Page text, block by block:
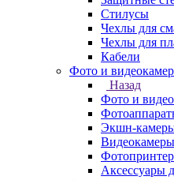
Стилусы
Чехлы для
Чехлы для
Кабели
Фото и
Назад
Фото и
Экшн-
Видеокамеры
Аксессуары